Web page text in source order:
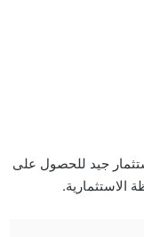
جيد للحصول على
الاستثمارية.